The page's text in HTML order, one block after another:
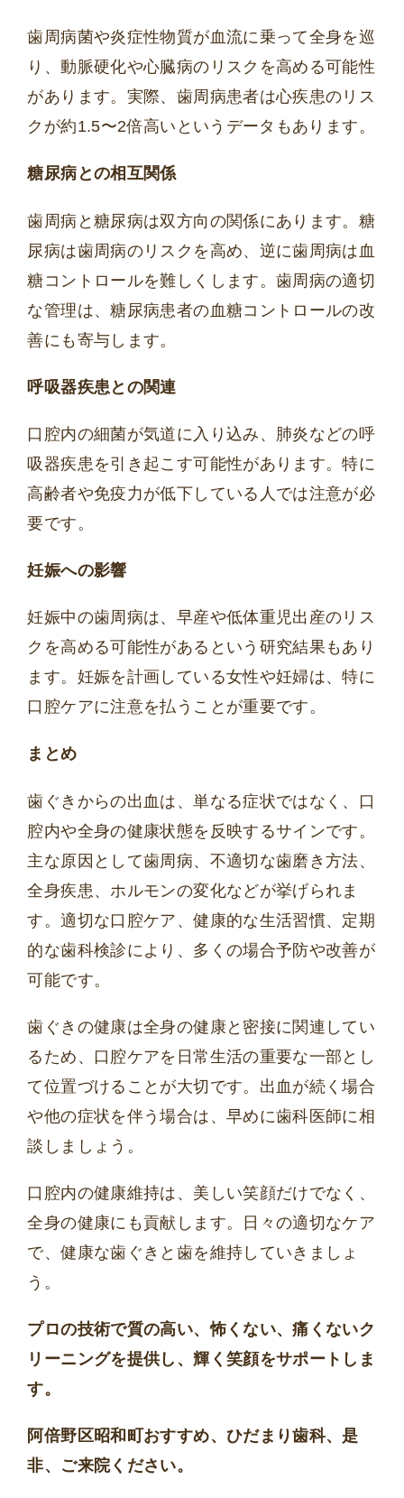
歯周病菌や炎症性物質が血流に乗って全身を巡
り、動脈硬化や心臓病のリスクを高める可能性
があります。実際、歯周病患者は心疾患のリス
クが約1.5〜2倍高いというデータもあります。
糖尿病との相互関係
歯周病と糖尿病は双方向の関係にあります。糖
尿病は歯周病のリスクを高め、逆に歯周病は血
糖コントロールを難しくします。歯周病の適切
な管理は、糖尿病患者の血糖コントロールの改
善にも寄与します。
呼吸器疾患との関連
口腔内の細菌が気道に入り込み、肺炎などの呼
吸器疾患を引き起こす可能性があります。特に
高齢者や免疫力が低下している人では注意が必
要です。
妊娠への影響
妊娠中の歯周病は、早産や低体重児出産のリス
クを高める可能性があるという研究結果もあり
ます。妊娠を計画している女性や妊婦は、特に
口腔ケアに注意を払うことが重要です。
まとめ
歯ぐきからの出血は、単なる症状ではなく、口
腔内や全身の健康状態を反映するサインです。
主な原因として歯周病、不適切な歯磨き方法、
全身疾患、ホルモンの変化などが挙げられま
す。適切な口腔ケア、健康的な生活習慣、定期
的な歯科検診により、多くの場合予防や改善が
可能です。
歯ぐきの健康は全身の健康と密接に関連してい
るため、口腔ケアを日常生活の重要な一部とし
て位置づけることが大切です。出血が続く場合
や他の症状を伴う場合は、早めに歯科医師に相
談しましょう。
口腔内の健康維持は、美しい笑顔だけでなく、
全身の健康にも貢献します。日々の適切なケア
で、健康な歯ぐきと歯を維持していきましょ
う。
プロの技術で質の高い、怖くない、痛くないク
リーニングを提供し、輝く笑顔をサポートしま
す。
阿倍野区昭和町おすすめ、ひだまり歯科、是
非、ご来院ください。